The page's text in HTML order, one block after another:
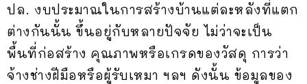
ปล. งบประมาณในการสร้างบ้านแต่ละหลังที่แตก
ต่างกันนั้น ขึ้นอยู่กับหลายปัจจัย ไม่ว่าจะเป็น
พื้นที่ก่อสร้าง คุณภาพหรือเกรดของวัสดุ การว่า
จ้างช่างฝีมือหรือผู้รับเหมา ฯลฯ ดังนั้น ข้อมูลของ